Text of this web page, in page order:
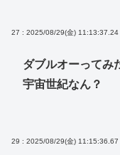
27 : 2025/08/29(金) 11:13:37.24
ダブルオーってみ
宇宙世紀なん？
29 : 2025/08/29(金) 11:15:36.67